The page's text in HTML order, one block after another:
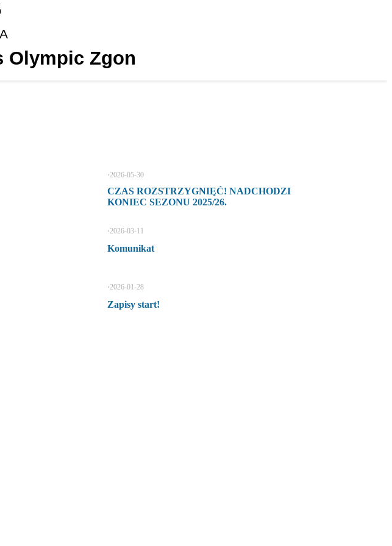
Olympic Zgon
CZAS ROZSTRZYGNIĘĆ! NADCHODZI
KONIEC SEZONU 2025/26.
⋅2026-05-30
Komunikat
⋅2026-03-11
Zapisy start!
⋅2026-01-28